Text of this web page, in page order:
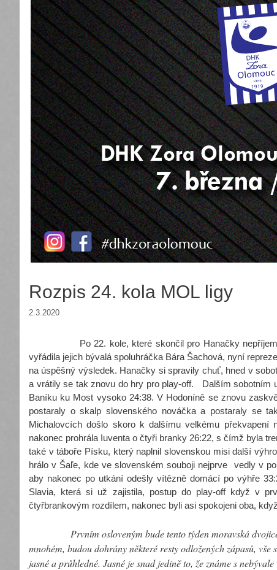
Rozpis 24. kola MOL ligy
2.3.2020
Po 22. kole, které skončil pro Hanačky
vyřádila jejich bývalá spoluhráčka Bára Šachová, nyní
na úspěšný výsledek. Hanačky si spravily chuť, hned v
a vrátily se tak znovu do hry pro play-off. Dalším sobotním
Baníku ku Most vysoko 24:38. V Hodoníně se znovu
postaraly o skalp slovenského nováčka a postaraly se
Michalovcích došlo skoro k dalšímu velkému
nakonec prohrála Iuventa o čtyři branky 26:22, s čímž byla
také v táboře Písku, který naplnil slovenskou misi další
hrálo v Šaľe, kde ve slovenském souboji nejprve vedly v
aby nakonec po utkání odešly vítězně domácí po výhře
Slavia, která si už zajistila, postup do play-off když v
čtyřbrankovým rozdílem, nakonec byli asi spokojeni oba,
Prvním osloveným bude tento týden moravská
mnohém, budou dohrány některé resty odložených zápasů,
jasné a průhledné. Jasné je snad jedině to, že známe s